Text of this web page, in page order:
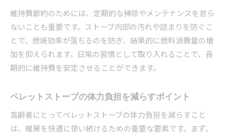
維持費節約のためには、定期的な掃除やメンテナンスを怠ら
ないことも重要です。ストーブ内部の汚れや詰まりを防ぐこ
とで、燃焼効率が落ちるのを防ぎ、結果的に燃料消費量の増
加を抑えられます。日常の習慣として取り入れることで、長
期的に維持費を安定させることができます。
ペレットストーブの体力負担を減らすポイント
高齢者にとってペレットストーブの体力負担を減らすこと
は、暖房を快適に使い続けるための重要な要素です。まず、